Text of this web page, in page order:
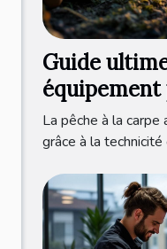
Guide
équipement
carpe ?
La pêche à la
grâce à la technicité